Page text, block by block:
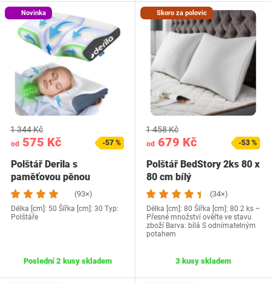
Novinka
od 575 Kč
1 344 Kč
-57 %
Polštář Derila s
paměťovou pěnou
(93×)
Délka [cm]: 50 Šířka [cm]: 30 Typ:
Polštáře
Poslední 2 kusy skladem
Skoro za polovic
od 679 Kč
1 458 Kč
-53 %
Polštář BedStory 2ks 80 x
80 cm bílý
(34×)
Délka [cm]: 80 Šířka [cm]: 80 2 ks –
Přesné množství ověřte ve stavu
zboží Barva: bílá S odnímatelným
potahem
3 kusy skladem